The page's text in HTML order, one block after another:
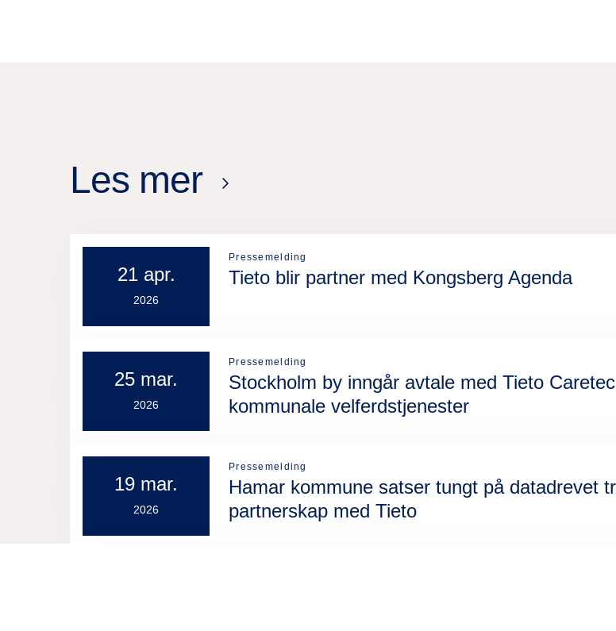
Les mer
21 apr.
2026
Pressemelding
Tieto blir partner med Kongsberg Agenda
25 mar.
2026
Pressemelding
Stockholm by inngår avtale med Tieto
kommunale velferdstjenester
19 mar.
2026
Pressemelding
Hamar kommune satser tungt på datadrevet
partnerskap med Tieto